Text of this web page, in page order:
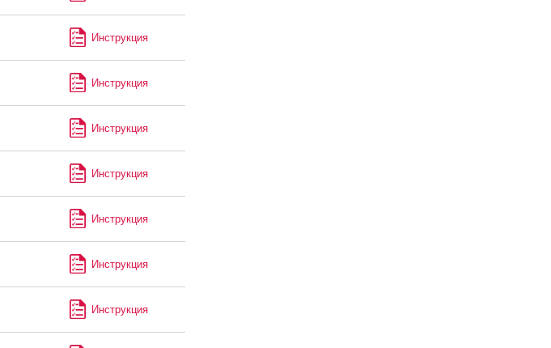
Инструкция
Инструкция
Инструкция
Инструкция
Инструкция
Инструкция
Инструкция